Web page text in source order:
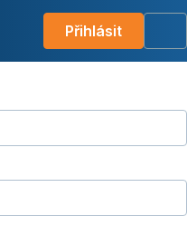
Přihlásit